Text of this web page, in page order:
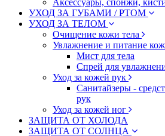
УХОД ЗА ГУБАМИ / РТОМ
УХОД ЗА ТЕЛОМ
Очищение кожи тела
Увлажнение и питание
Мист для тела
Спрей для
Уход за кожей рук
Санитайзеры -
рук
Уход за кожей ног
ЗАЩИТА ОТ ХОЛОДА
ЗАЩИТА ОТ СОЛНЦА